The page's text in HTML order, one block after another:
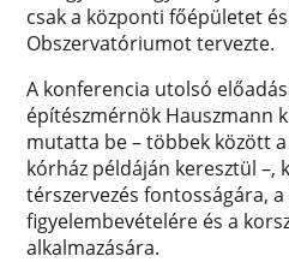
csak a központi főépületet
Obszervatóriumot tervezte.
A konferencia utolsó
építészmérnök Hauszmann
mutatta be – többek között
kórház példáján keresztül –,
térszervezés fontosságára,
figyelembevételére és a
alkalmazására.